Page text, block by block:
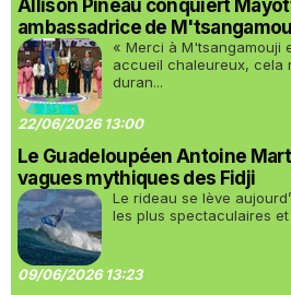
Allison Pineau conquiert
ambassadrice de
« Merci à M'tsangamouji
accueil chaleureux, cela
duran...
22/06/2026 13:00
Le Guadeloupéen Antoine
vagues mythiques des Fidji
Le rideau se lève
les plus spectaculaires
09/06/2026 13:23